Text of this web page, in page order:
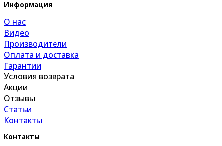
Информация
О нас
Видео
Производители
Оплата и доставка
Гарантии
Условия возврата
Акции
Отзывы
Статьи
Контакты
Контакты